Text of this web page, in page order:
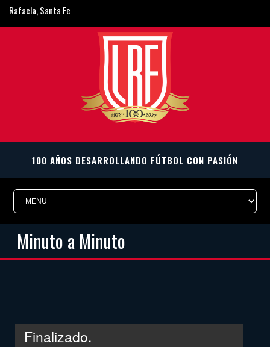
Rafaela, Santa Fe
ligarafaelina@gmail.com
Minuto a Minuto
Finalizado.